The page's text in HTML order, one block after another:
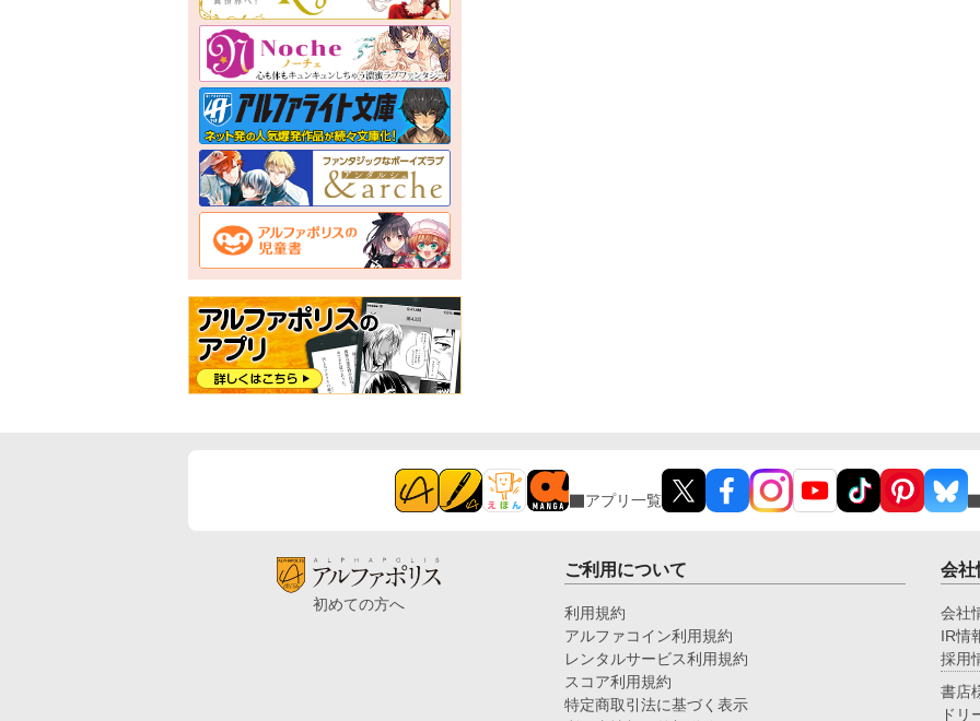
アプリ一覧
初めての方へ
ご利用について
利用規約
アルファコイン利用規約
レンタルサービス利用規約
スコア利用規約
特定商取引法に基づく表示
会社
会社
IR情
採用
書店
ドリ